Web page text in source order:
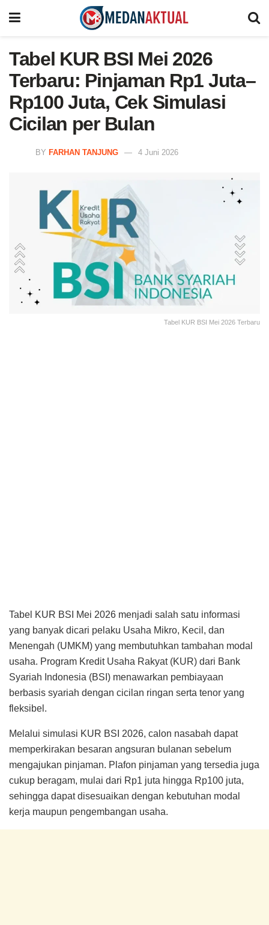
Tabel KUR BSI Mei 2026
Terbaru: Pinjaman Rp1 Juta–
Rp100 Juta, Cek Simulasi
Cicilan per Bulan
BY FARHAN TANJUNG 4 Juni 2026
Tabel KUR BSI Mei 2026 Terbaru
Tabel KUR BSI Mei 2026 menjadi salah satu informasi
yang banyak dicari pelaku Usaha Mikro, Kecil, dan
Menengah (UMKM) yang membutuhkan tambahan modal
usaha. Program Kredit Usaha Rakyat (KUR) dari Bank
Syariah Indonesia (BSI) menawarkan pembiayaan
berbasis syariah dengan cicilan ringan serta tenor yang
fleksibel.
Melalui simulasi KUR BSI 2026, calon nasabah dapat
memperkirakan besaran angsuran bulanan sebelum
mengajukan pinjaman. Plafon pinjaman yang tersedia juga
cukup beragam, mulai dari Rp1 juta hingga Rp100 juta,
sehingga dapat disesuaikan dengan kebutuhan modal
kerja maupun pengembangan usaha.